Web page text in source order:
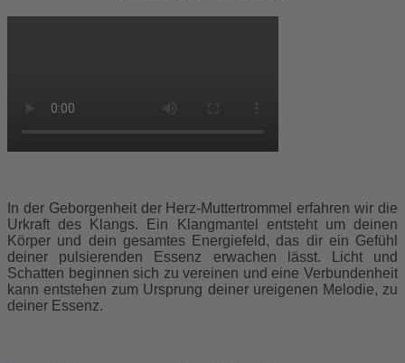
In der Geborgenheit der Herz-Muttertrommel erfahren wir die
Urkraft des Klangs. Ein Klangmantel entsteht um deinen
Körper und dein gesamtes Energiefeld, das dir ein Gefühl
deiner pulsierenden Essenz erwachen lässt. Licht und
Schatten beginnen sich zu vereinen und eine Verbundenheit
kann entstehen zum Ursprung deiner ureigenen Melodie, zu
deiner Essenz.